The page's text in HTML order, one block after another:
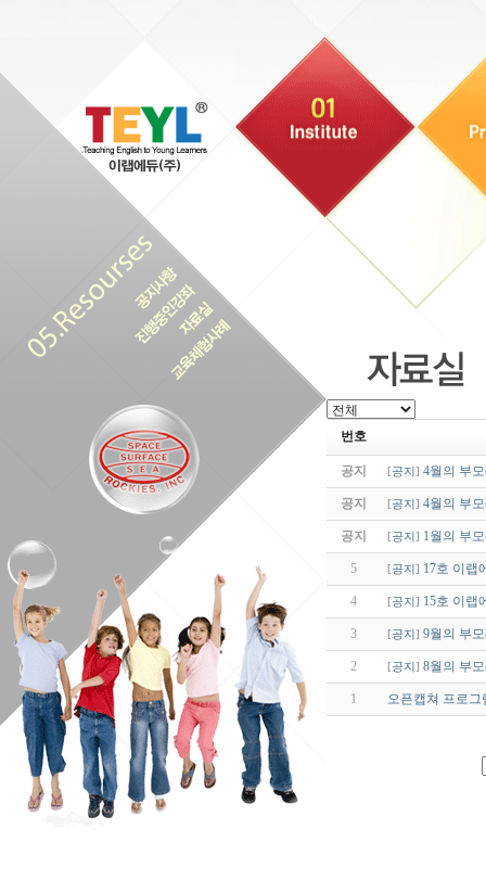
번호
공지 [공지 ] 4월의 부
공지 [공지 ] 4월의 부
공지 [공지 ] 1월의 부
5 [공지 ] 17호 이랩
4 [공지 ] 15호 이랩
3 [공지 ] 9월의 부
2 [공지 ] 8월의 부
1 오픈캡쳐 프로그